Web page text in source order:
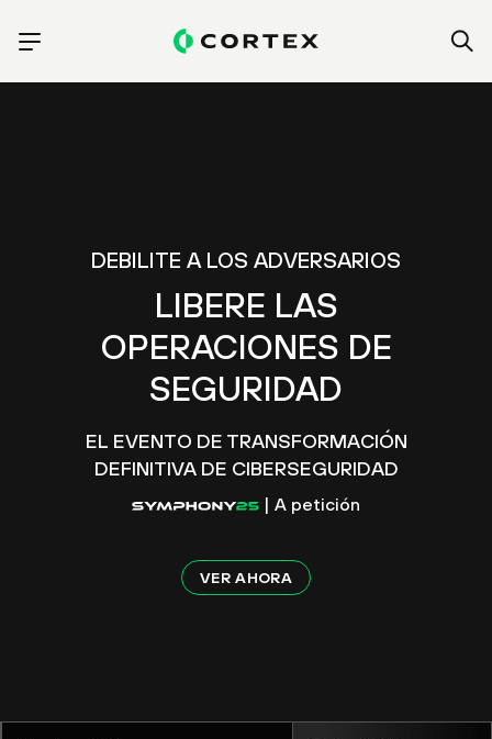
DEBILITE A LOS ADVERSARIOS
LIBERE LAS
OPERACIONES DE
SEGURIDAD
EL EVENTO DE TRANSFORMACIÓN
DEFINITIVA DE CIBERSEGURIDAD
| A petición
VER AHORA